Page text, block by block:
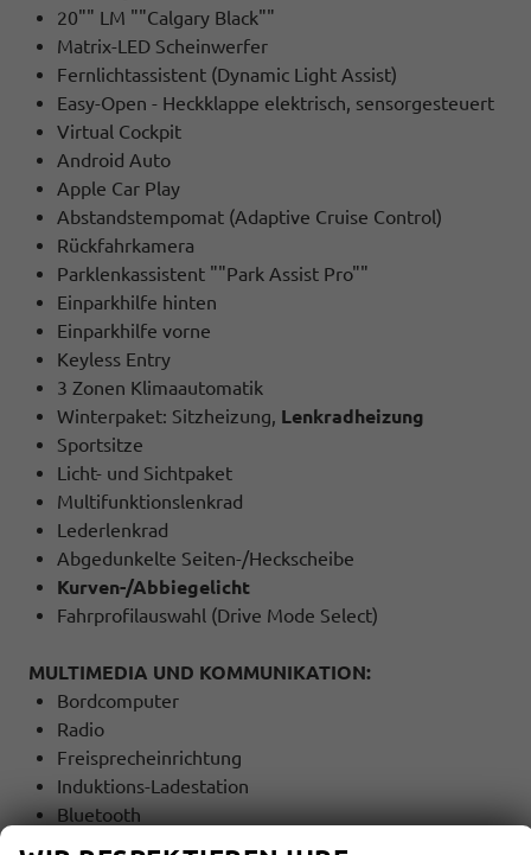
20"" LM ""Calgary Black""
Matrix-LED Scheinwerfer
Fernlichtassistent (Dynamic Light Assist)
Easy-Open - Heckklappe elektrisch, sensorgesteuert
Virtual Cockpit
Android Auto
Apple Car Play
Abstandstempomat (Adaptive Cruise Control)
Rückfahrkamera
Parklenkassistent ""Park Assist Pro""
Einparkhilfe hinten
Einparkhilfe vorne
Keyless Entry
3 Zonen Klimaautomatik
Winterpaket: Sitzheizung, Lenkradheizung
Sportsitze
Licht- und Sichtpaket
Multifunktionslenkrad
Lederlenkrad
Abgedunkelte Seiten-/Heckscheibe
Kurven-/Abbiegelicht
Fahrprofilauswahl (Drive Mode Select)
MULTIMEDIA UND KOMMUNIKATION:
Bordcomputer
Radio
Freisprecheinrichtung
Induktions-Ladestation
Bluetooth